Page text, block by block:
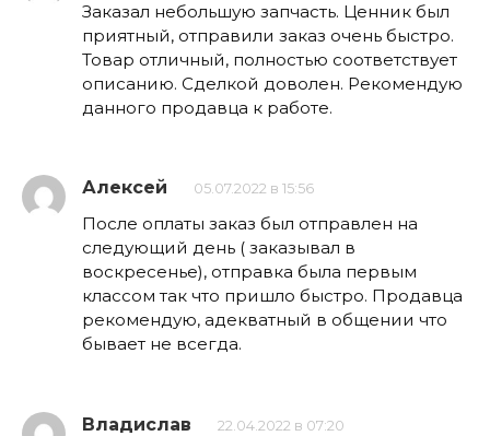
Заказал небольшую запчасть. Ценник был
приятный, отправили заказ очень быстро.
Товар отличный, полностью соответствует
описанию. Сделкой доволен. Рекомендую
данного продавца к работе.
Алексей 05.07.2022 в 15:56
После оплаты заказ был отправлен на
следующий день ( заказывал в
воскресенье), отправка была первым
классом так что пришло быстро. Продавца
рекомендую, адекватный в общении что
бывает не всегда.
Владислав 22.04.2022 в 07:20